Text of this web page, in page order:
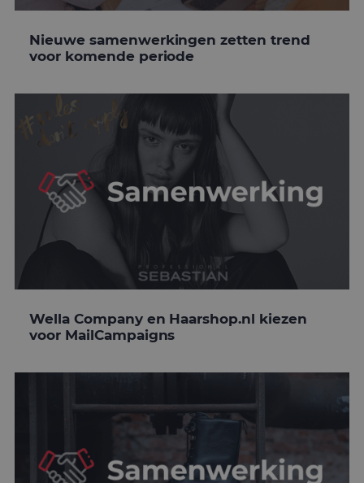
Nieuwe samenwerkingen zetten trend
voor komende periode
Wella Company en Haarshop.nl kiezen
voor MailCampaigns